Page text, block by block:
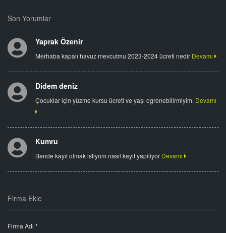
Son Yorumlar
Yaprak Özenir
Merhaba kapalı havuz mevcutmu 2023-2024 ücreti nedir Devamı
Didem deniz
Çocuklar için yüzme kursu ücreti ve yaşı ogrenebilirmiyim. Devamı
Kumru
Bende kayıt olmak istiyom nasıl kayıt yapiliyor Devamı
Firma Ekle
Firma Adı *